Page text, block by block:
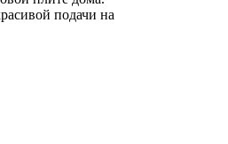
подачи на